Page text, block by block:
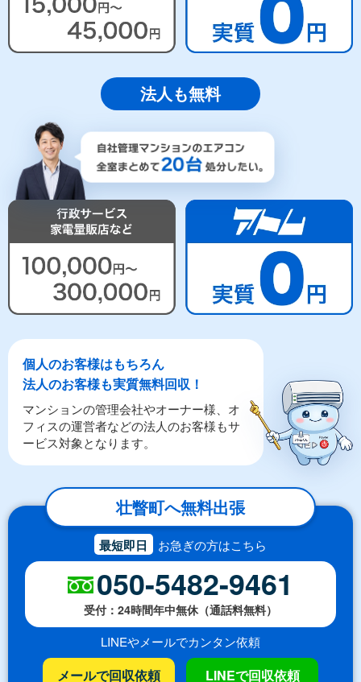
法人も無料
個人のお客様はもちろん
法人のお客様も実質無料回収！
マンションの管理会社やオーナー様、オ
フィスの運営者などの法人のお客様もサ
ービス対象となります。
壮瞥町へ無料出張
最短即日 お急ぎの方はこちら
050-5482-9461
受付：24時間年中無休（通話料無料）
LINEやメールでカンタン依頼
メールで回収依頼 LINEで回収依頼